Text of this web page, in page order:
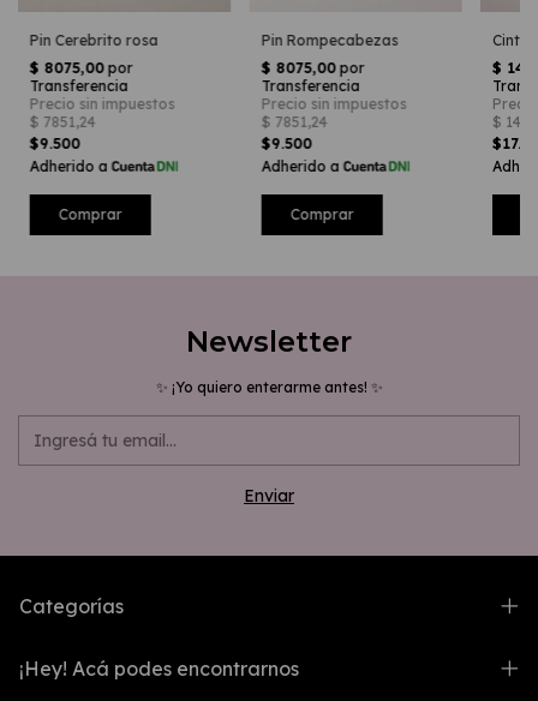
Pin Cerebrito rosa
$9.500
Pin Rompecabezas
$9.500
Cinta
Newsletter
✨ ¡Yo quiero enterarme antes! ✨
Categorías
¡Hey! Acá podes encontrarnos